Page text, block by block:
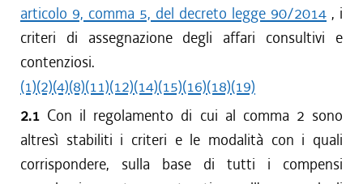
articolo 9, comma 5, del decreto legge 90/2014 , i
criteri di assegnazione degli affari consultivi e
contenziosi.
(1)(2)(4)(8)(11)(12)(14)(15)(16)(18)(19)
2.1 Con il regolamento di cui al comma 2 sono
altresì stabiliti i criteri e le modalità con i quali
corrispondere, sulla base di tutti i compensi